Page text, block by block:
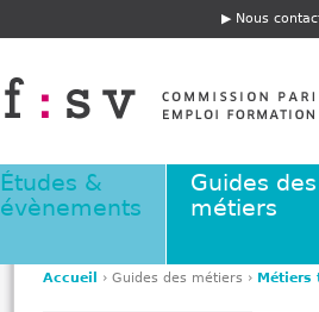
E
t
ê
e
Nous
Études &
évènements
Guides des
métiers
Accueil › Guides des métiers › Métiers